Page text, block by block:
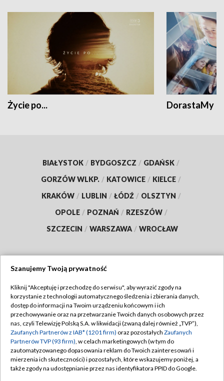
Życie po... DorastaMy
BIAŁYSTOK / BYDGOSZCZ / GDAŃSK /
GORZÓW WLKP. / KATOWICE / KIELCE /
KRAKÓW / LUBLIN / ŁÓDŹ / OLSZTYN /
OPOLE / POZNAŃ / RZESZÓW /
SZCZECIN / WARSZAWA / WROCŁAW
TVP
Abonament TVP
Emisja w TVP
Centrum informacji TVP
Naziemna Telewizja Cyfrowa
Regulamin TVP
Polityka prywatności
Moje zgody
Pomoc
Szanujemy Twoją prywatność
Kliknij "Akceptuję i przechodzę do serwisu", aby wyrazić zgody na
korzystanie z technologii automatycznego śledzenia i zbierania danych,
dostęp do informacji na Twoim urządzeniu końcowym i ich
przechowywanie oraz na przetwarzanie Twoich danych osobowych przez
nas, czyli Telewizję Polską S.A. w likwidacji (zwaną dalej również „TVP”),
Zaufanych Partnerów z IAB* (1201 firm) oraz pozostałych Zaufanych
Partnerów TVP (93 firm), w celach marketingowych (w tym do
zautomatyzowanego dopasowania reklam do Twoich zainteresowań i
mierzenia ich skuteczności) i pozostałych, które wskazujemy poniżej, a
także zgody na udostępnianie przez nas identyfikatora PPID do Google.